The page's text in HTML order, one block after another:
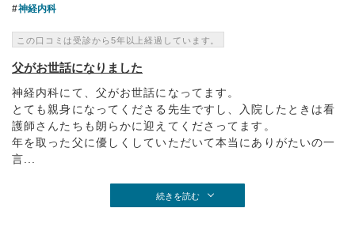
神経内科
この口コミは受診から5年以上経過しています。
父がお世話になりました
神経内科にて、父がお世話になってます。
とても親身になってくださる先生ですし、入院したときは看
護師さんたちも朗らかに迎えてくださってます。
年を取った父に優しくしていただいて本当にありがたいの一
言...
続きを読む